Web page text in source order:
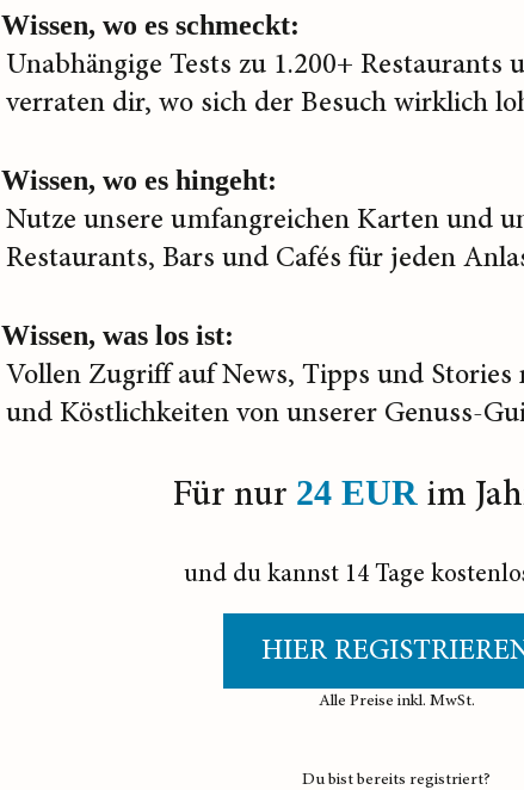
Wissen, wo es schmeckt:
Unabhängige Tests zu 1.200+ Restaurants
verraten dir, wo sich der Besuch wirklich
Wissen, wo es hingeht:
Nutze unsere umfangreichen Karten und
Restaurants, Bars und Cafés für jeden
Wissen, was los ist:
Vollen Zugriff auf News, Tipps und
und Köstlichkeiten von unserer Genuss-
Für nur 24 EUR im
und du kannst 14 Tage
HIER
Alle Preise inkl. MwSt.
Du bist bereits registriert?